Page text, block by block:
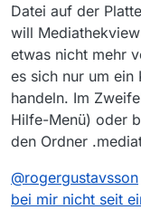
Datei auf der
will
etwas nicht mehr
es sich nur um ein
handeln. Im
Hilfe-Menü) oder
den Ordner
@rogergustavsson
bei mir nicht seit